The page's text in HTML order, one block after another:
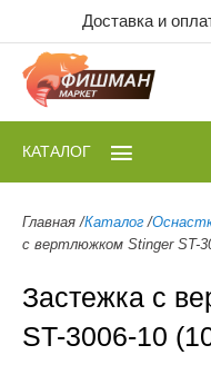
Доставка и
КАТАЛОГ
Главная /Каталог /
с вертлюжком Stinger ST-
Застежка с
ST-3006-10